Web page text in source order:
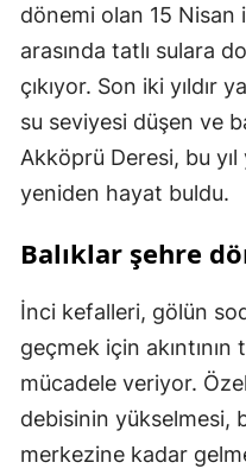
dönemi olan 15 Nisan
arasında tatlı sulara
çıkıyor. Son iki yıldır
su seviyesi düşen ve
Akköprü Deresi, bu yıl
yeniden hayat buldu.
Balıklar şehre
İnci kefalleri, gölün
geçmek için
mücadele veriyor.
debisinin yükselmesi,
merkezine kadar